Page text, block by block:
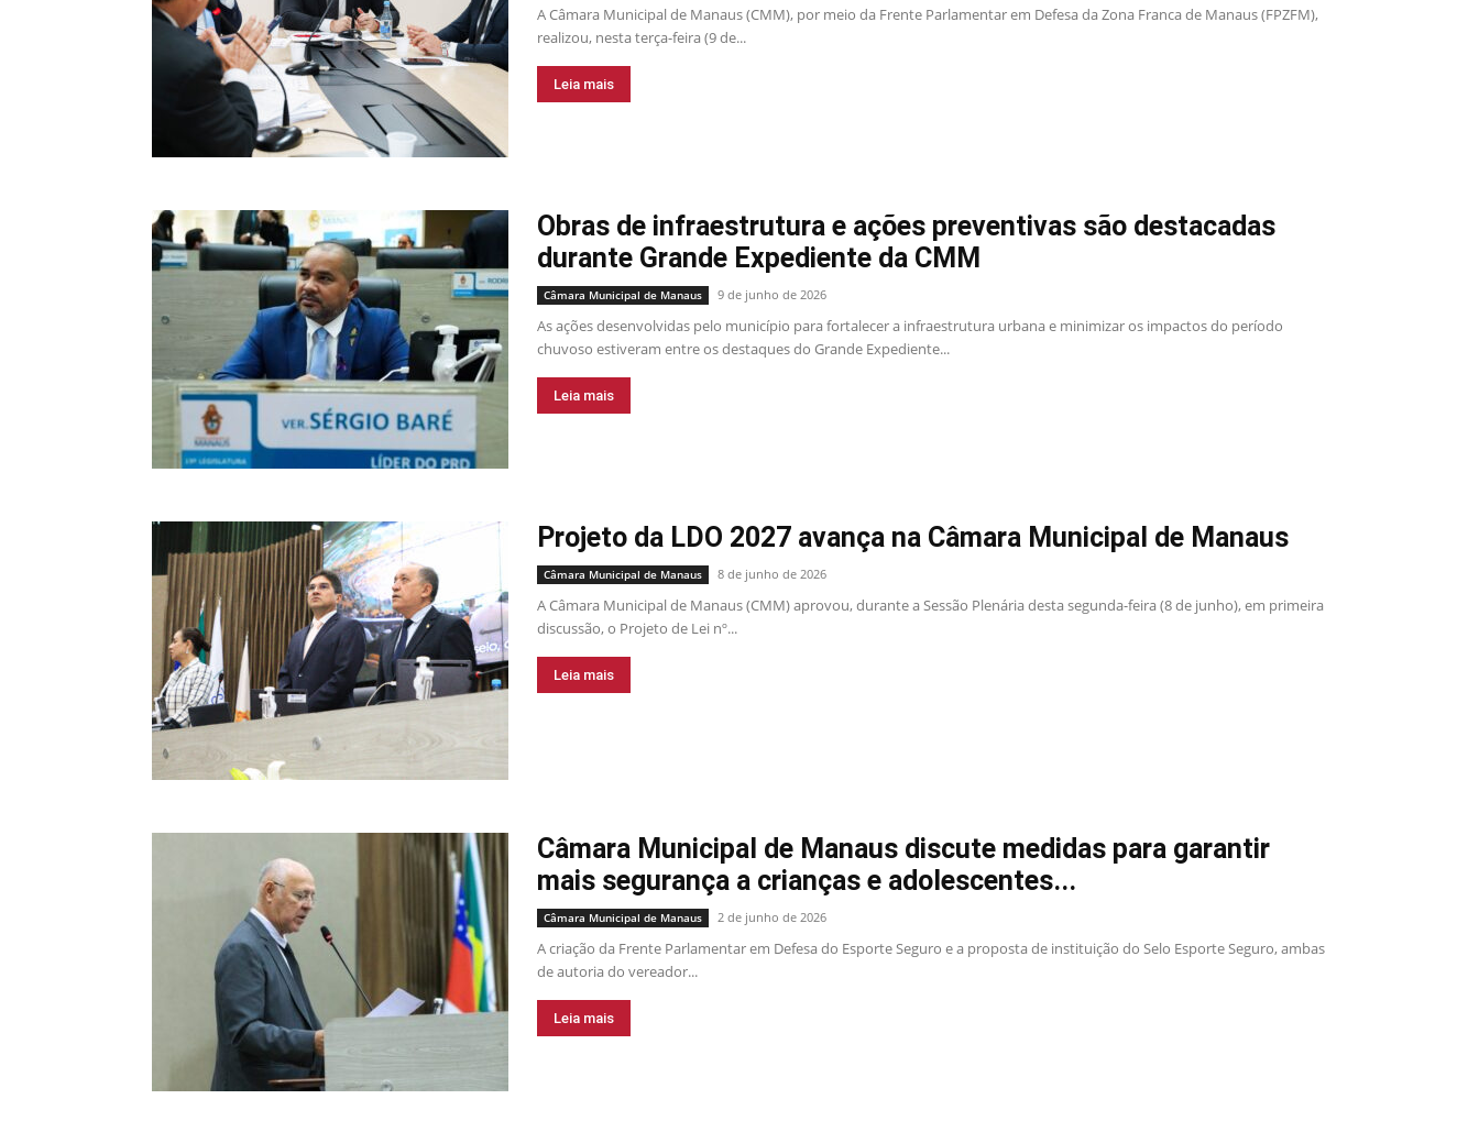
A Câmara Municipal de Manaus (CMM), por meio da Frente Parlamentar em Defesa da Zona Franca de Manaus (FPZFM),
realizou, nesta terça-feira (9 de...
Leia mais
Obras de infraestrutura e ações preventivas são destacadas
durante Grande Expediente da CMM
Câmara Municipal de Manaus 9 de junho de 2026
As ações desenvolvidas pelo município para fortalecer a infraestrutura urbana e minimizar os impactos do período
chuvoso estiveram entre os destaques do Grande Expediente...
Leia mais
Projeto da LDO 2027 avança na Câmara Municipal de Manaus
Câmara Municipal de Manaus 8 de junho de 2026
A Câmara Municipal de Manaus (CMM) aprovou, durante a Sessão Plenária desta segunda-feira (8 de junho), em primeira
discussão, o Projeto de Lei nº...
Leia mais
Câmara Municipal de Manaus discute medidas para garantir
mais segurança a crianças e adolescentes...
Câmara Municipal de Manaus 2 de junho de 2026
A criação da Frente Parlamentar em Defesa do Esporte Seguro e a proposta de instituição do Selo Esporte Seguro, ambas
de autoria do vereador...
Leia mais